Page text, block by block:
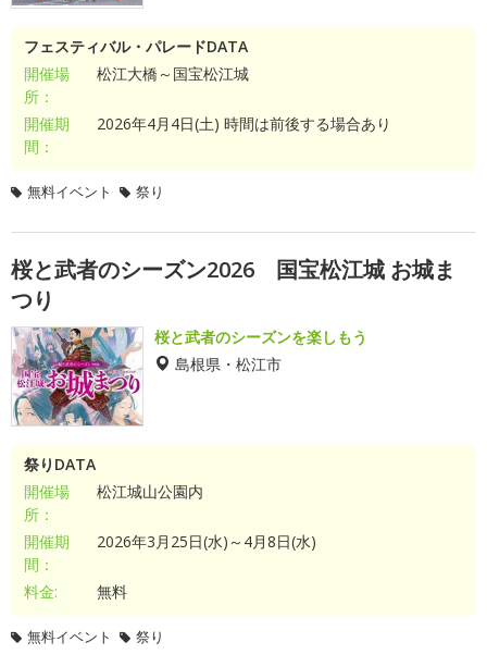
フェスティバル・パレードDATA
開催場
所：
松江大橋～国宝松江城
開催期
間：
2026年4月4日(土) 時間は前後する場合あり
無料イベント 祭り
桜と武者のシーズン2026 国宝松江城 お城ま
つり
桜と武者のシーズンを楽しもう
島根県・松江市
祭りDATA
開催場
所：
松江城山公園内
開催期
間：
2026年3月25日(水)～4月8日(水)
料金: 無料
無料イベント 祭り